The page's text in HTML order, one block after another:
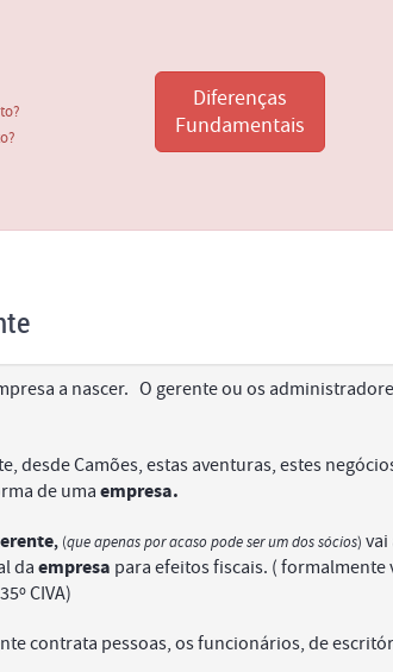
Diferenças
Fundamentais
a nascer. O gerente ou os
desde Camões, estas aventuras, estes
de uma empresa.
, (que apenas por acaso pode ser um dos sócios) vai
daempresa para efeitos fiscais. ( formalmente
CIVA)
contrata pessoas, os funcionários, de